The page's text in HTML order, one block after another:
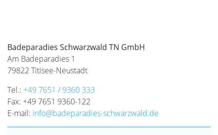
Badeparadies Schwarzwald TN GmbH
Am Badeparadies 1
79822 Titisee-Neustadt
Tel.: +49 7651 / 9360 333
Fax: +49 7651 9360-122
E-mail: info@badeparadies-schwarzwald.de